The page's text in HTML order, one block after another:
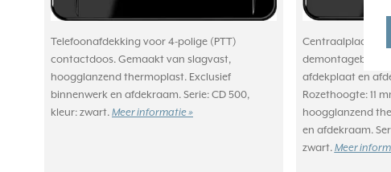
Telefoonafdekking voor 4-polige (PTT)
contactdoos. Gemaakt van slagvast,
hoogglanzend thermoplast. Exclusief
binnenwerk en afdekraam. Serie: CD 500,
kleur: zwart. Meer informatie »
Centraalplaat
afdekplaat en
Rozethoogte: 11
hoogglanzend
en afdekraam.
zwart. Meer